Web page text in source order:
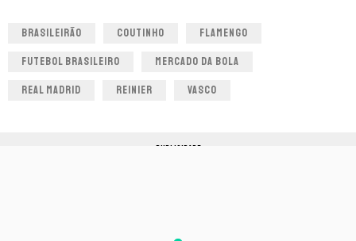
BRASILEIRÃO COUTINHO FLAMENGO
FUTEBOL BRASILEIRO MERCADO DA BOLA
REAL MADRID REINIER VASCO
PUBLICIDADE